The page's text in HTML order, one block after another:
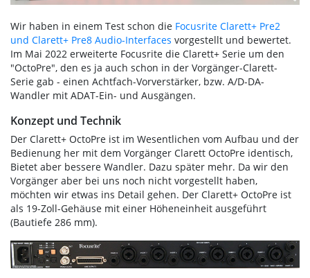
Wir haben in einem Test schon die Focusrite Clarett+ Pre2
und Clarett+ Pre8 Audio-Interfaces vorgestellt und bewertet.
Im Mai 2022 erweiterte Focusrite die Clarett+ Serie um den
"OctoPre", den es ja auch schon in der Vorgänger-Clarett-
Serie gab - einen Achtfach-Vorverstärker, bzw. A/D-DA-
Wandler mit ADAT-Ein- und Ausgängen.
Konzept und Technik
Der Clarett+ OctoPre ist im Wesentlichen vom Aufbau und der
Bedienung her mit dem Vorgänger Clarett OctoPre identisch,
Bietet aber bessere Wandler. Dazu später mehr. Da wir den
Vorgänger aber bei uns noch nicht vorgestellt haben,
möchten wir etwas ins Detail gehen. Der Clarett+ OctoPre ist
als 19-Zoll-Gehäuse mit einer Höheneinheit ausgeführt
(Bautiefe 286 mm).